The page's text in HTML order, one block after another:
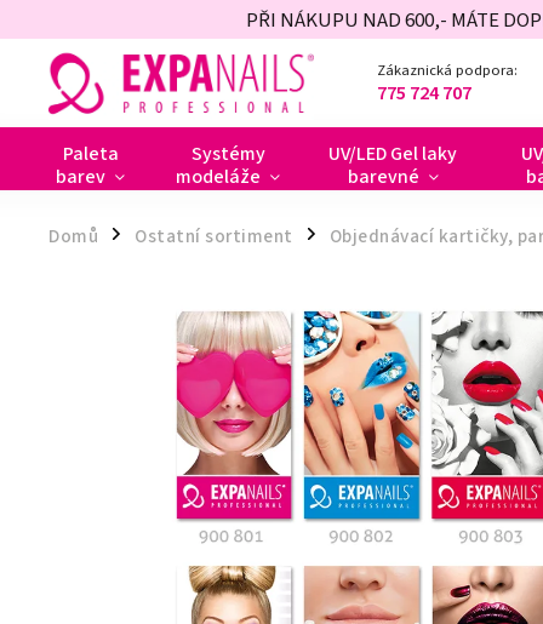
PŘI NÁKUPU NAD 600,- MÁTE
Zákaznická podpora:
775 724 707
Paleta
barev
Systémy
modeláže
UV/LED Gel laky
barevné
Domů / Ostatní sortiment / Objednávací kartičky,